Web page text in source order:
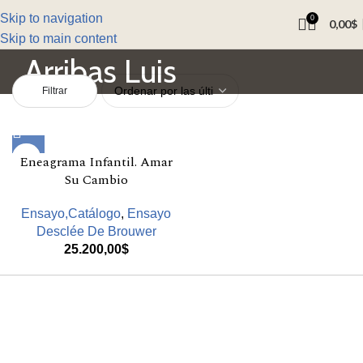
Skip to navigation
Skip to main content
0 0,00$
Arribas Luis
Filtrar
Eneagrama Infantil. Amar
Su Cambio
Ensayo,Catálogo, Ensayo
Desclée De Brouwer
25.200,00$